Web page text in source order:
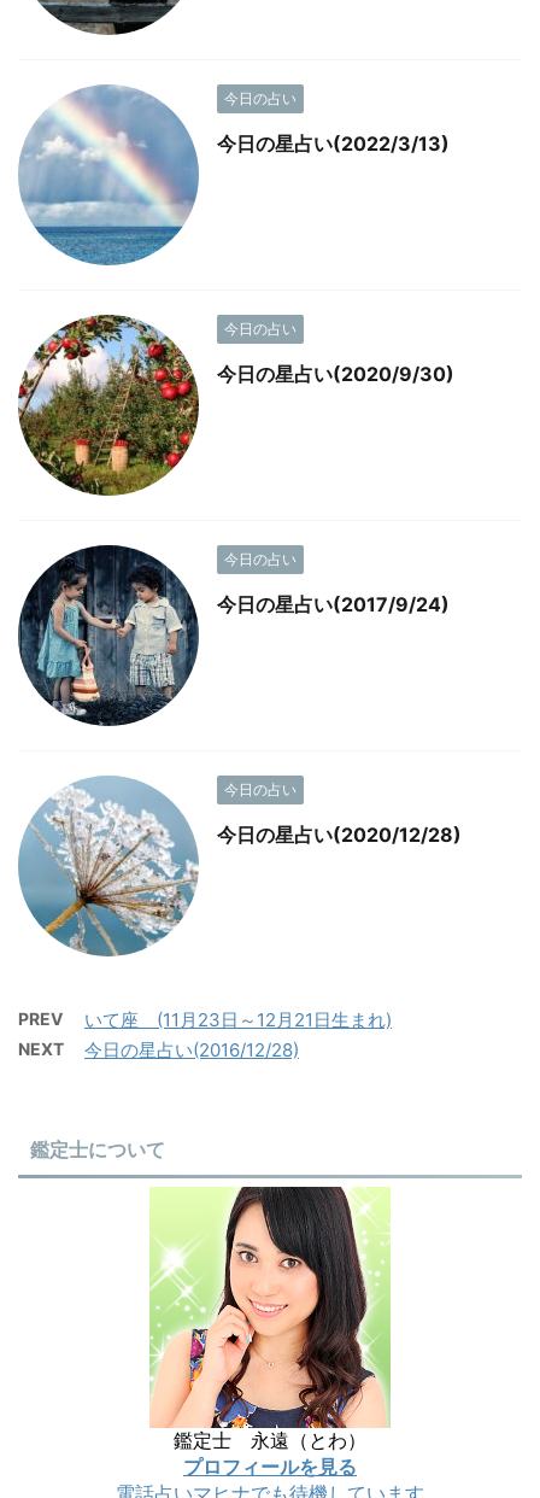
今日の占い
今日の星占い(2022/3/13)
今日の占い
今日の星占い(2020/9/30)
今日の占い
今日の星占い(2017/9/24)
今日の占い
今日の星占い(2020/12/28)
PREV いて座 (11月23日～12月21日生まれ)
NEXT 今日の星占い(2016/12/28)
鑑定士について
鑑定士 永遠（とわ）
プロフィールを見る
電話占いマヒナでも待機しています